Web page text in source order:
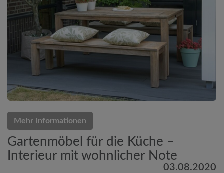
Mehr Informationen
Gartenmöbel für die Küche –
Interieur mit wohnlicher Note
03.08.2020